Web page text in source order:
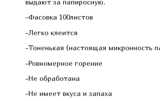
выдают за папиросную.
-Фасовка 100листов
-Легко клеится
-Тоненькая (настоящая микронность
-Ровномерное горение
-Не обработана
-Не имеет вкуса и запаха